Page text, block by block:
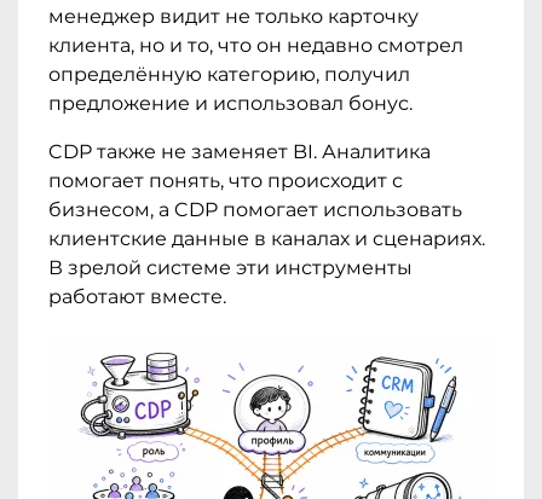
менеджер видит не только карточку
клиента, но и то, что он недавно смотрел
определённую категорию, получил
предложение и использовал бонус.
CDP также не заменяет BI. Аналитика
помогает понять, что происходит с
бизнесом, а CDP помогает использовать
клиентские данные в каналах и сценариях.
В зрелой системе эти инструменты
работают вместе.